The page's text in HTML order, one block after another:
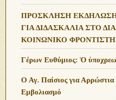
ΠΡΟΣΚΛΗΣΗ
ΓΙΑ ΔΙΔΑΣΚΑΛΙΑ ΣΤΟ
ΚΟΙΝΩΝΙΚΟ
Γέρων Ευθύμιος: Ὁ
Ο Αγ. Παίσιος για Αρρώστια
Εμβολιασμό